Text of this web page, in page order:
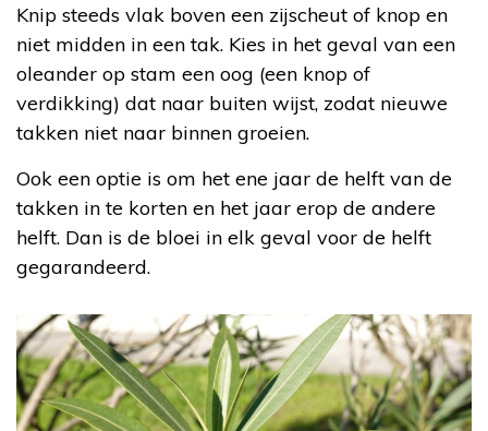
Knip steeds vlak boven een zijscheut of knop en
niet midden in een tak. Kies in het geval van een
oleander op stam een oog (een knop of
verdikking) dat naar buiten wijst, zodat nieuwe
takken niet naar binnen groeien.
Ook een optie is om het ene jaar de helft van de
takken in te korten en het jaar erop de andere
helft. Dan is de bloei in elk geval voor de helft
gegarandeerd.